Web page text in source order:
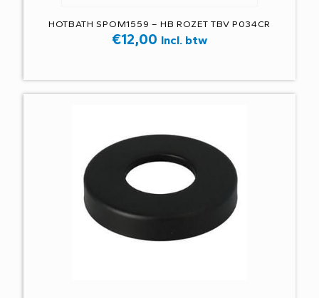
HOTBATH SPOM1559 – HB ROZET TBV P034CR
€12,00 Incl. btw